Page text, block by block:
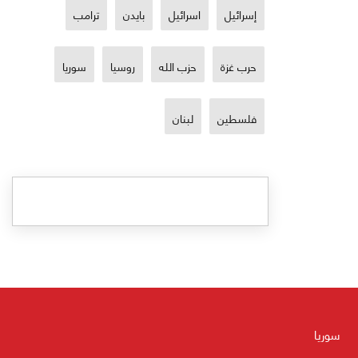
إسرائيل اسرائيل بايدن ترامب
حرب غزة حزب الله روسيا سوريا
فلسطين لبنان
سوريا